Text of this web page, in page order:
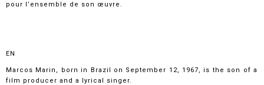
pour l’ensemble de son œuvre.
EN
Marcos Marin, born in Brazil on September 12, 1967, is the son of a
film producer and a lyrical singer.